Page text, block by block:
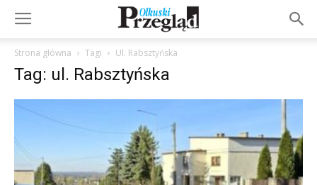
Strona główna Tagi Ul. Rabsztyńska
Tag: ul. Rabsztyńska